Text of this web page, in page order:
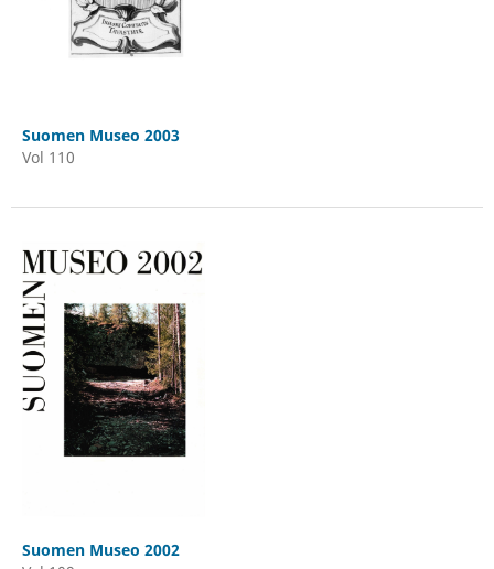
Suomen Museo 2003
Vol 110
Suomen Museo 2002